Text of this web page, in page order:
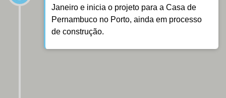
Janeiro e inicia o projeto para a Casa de
Pernambuco no Porto, ainda em processo
de construção.